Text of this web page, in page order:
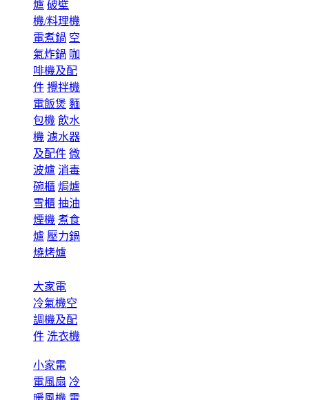
爐 破壁
機/料理機
電煮鍋 空
氣炸鍋 咖
啡機及配
件 攪拌機
電飯煲 麵
包機 飲水
機 濾水器
及配件 微
波爐 消毒
碗櫃 焗爐
雪櫃 抽油
煙機 煮食
爐 壓力鍋
燒烤爐
大家電
冷氣機空
調機及配
件 洗衣機
小家電
電風扇 冷